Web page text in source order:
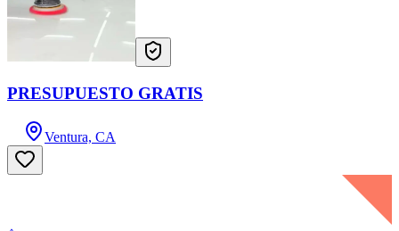
PRESUPUESTO GRATIS
Ventura, CA